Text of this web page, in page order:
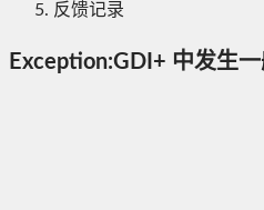
反馈记录
Exception:GDI+ 中发生一